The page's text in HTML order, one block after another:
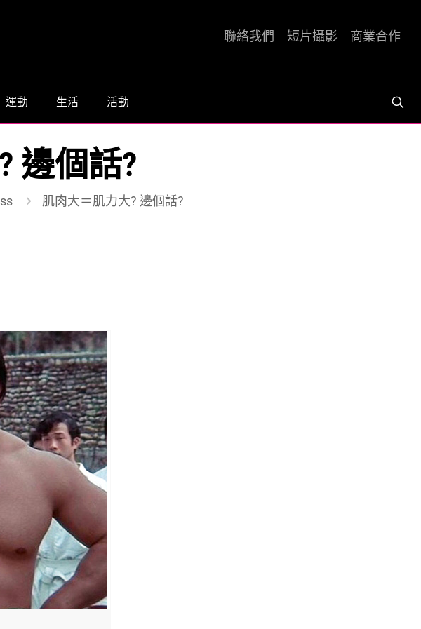
運動 生活 活動
聯絡我們 短片攝影 商業合作
邊個話?
肌肉大＝肌力大? 邊個話?